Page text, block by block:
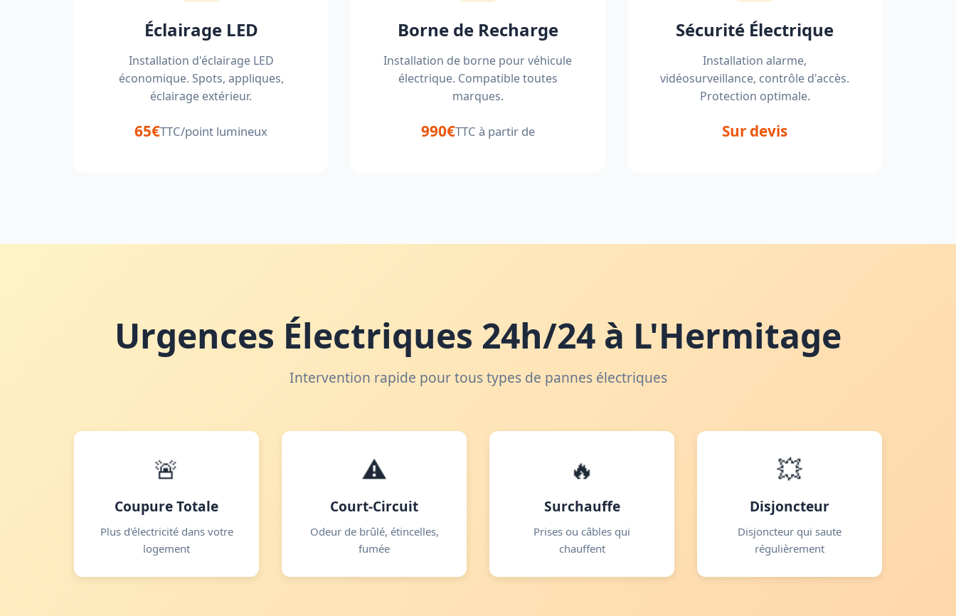
Éclairage LED
Installation d'éclairage LED
économique. Spots, appliques,
éclairage extérieur.
65€TTC/point lumineux
Borne de Recharge
Installation de borne pour véhicule
électrique. Compatible toutes
marques.
990€TTC à partir de
Sécurité Électrique
Installation alarme,
vidéosurveillance, contrôle d'accès.
Protection optimale.
Sur devis
Urgences Électriques 24h/24 à L'Hermitage
Intervention rapide pour tous types de pannes électriques
🚨
Coupure Totale
Plus d'électricité dans votre
logement
⚠️
Court-Circuit
Odeur de brûlé, étincelles,
fumée
🔥
Surchauffe
Prises ou câbles qui
chauffent
💥
Disjoncteur
Disjoncteur qui saute
régulièrement